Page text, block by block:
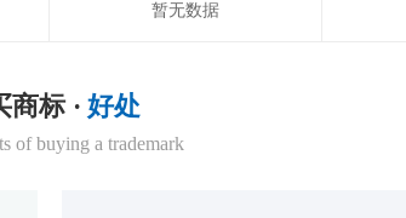
暂无数据
商标 · 好处
of buying a trademark